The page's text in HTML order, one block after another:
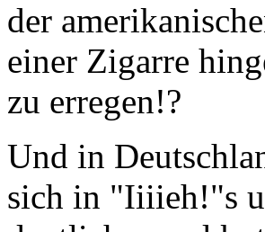
der
einer Zigarre
zu erregen!?
Und in
sich in "Iiiieh!"s